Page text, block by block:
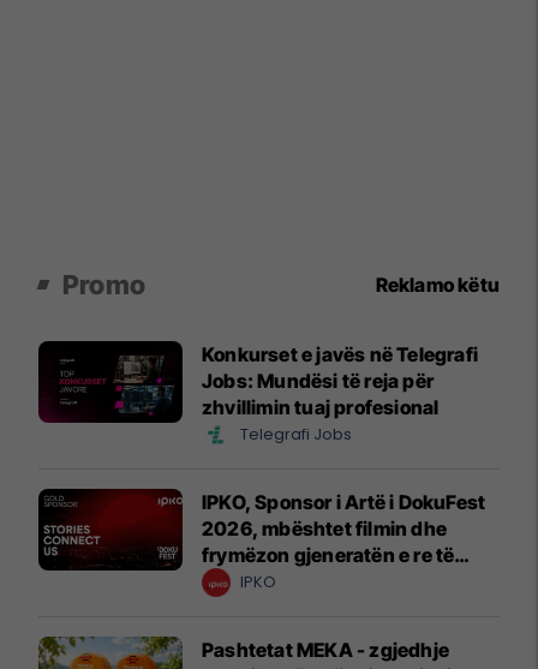
Promo Reklamo këtu
Konkurset e javës në Telegrafi
Jobs: Mundësi të reja për
zhvillimin tuaj profesional
Telegrafi Jobs
IPKO, Sponsor i Artë i DokuFest
2026, mbështet filmin dhe
frymëzon gjeneratën e re të
krijuesve
IPKO
Pashtetat MEKA - zgjedhje